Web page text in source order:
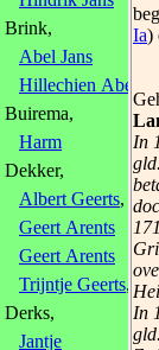
Ia)
In
In
Brink,
Abel Jans
Hillechien Abels
Buirema,
Harm
Dekker,
Albert Geerts,
Geert Arents
Geert Arents
Trijntje Geerts,
Derks,
Jantje